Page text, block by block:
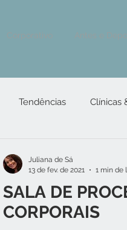
Corporativo Antes e
Tendências Clínicas
SALA DE
CORPORAIS
Juliana de Sá
13 de fev. de 2021
1 min de